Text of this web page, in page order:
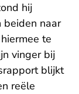
hij
beiden naar
te
vinger bij
blijkt
reële